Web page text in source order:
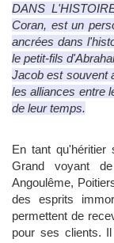
DANS
Coran, est un
ancrées dans
le petit-fils
Jacob est souvent
les alliances entre
de leur temps.
En tant qu'héritier
Grand voyant
Angoulême,
des esprits
permettent de
pour ses clients.